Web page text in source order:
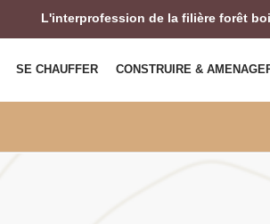
L'interprofession de la filière forêt
SE CHAUFFER CONSTRUIRE &